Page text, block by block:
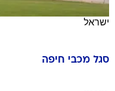
ישראל
סגל מכבי חיפה